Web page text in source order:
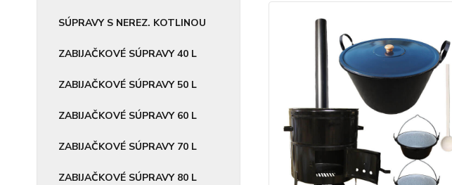
SÚPRAVY S NEREZ. KOTLINOU
ZABIJAČKOVÉ SÚPRAVY 40 L
ZABIJAČKOVÉ SÚPRAVY 50 L
ZABIJAČKOVÉ SÚPRAVY 60 L
ZABIJAČKOVÉ SÚPRAVY 70 L
ZABIJAČKOVÉ SÚPRAVY 80 L